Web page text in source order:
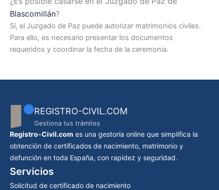
Blascomillán?
Sí, el Juzgado de Paz puede autorizar matrimonios civiles.
Para ello, es necesario presentar los documentos
requeridos y coordinar la fecha de la ceremonia.
REGISTRO-CIVIL.COM
Gestiona tus trámites
Registro-Civil.com es una gestoría online que simplifica la
obtención de certificados de nacimiento, matrimonio y
defunción en toda España, con rapidez y seguridad.
Servicios
Solicitud de certificado de nacimiento